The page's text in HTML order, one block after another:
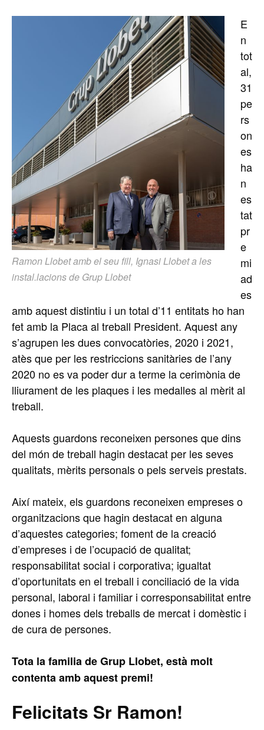
Ramon Llobet amb el seu fill, Ignasi Llobet a les
instal.lacions de Grup Llobet
E
n
tot
al,
31
pe
rs
on
es
ha
n
es
tat
pr
e
mi
ad
es
amb aquest distintiu i un total d’11 entitats ho han
fet amb la Placa al treball President. Aquest any
s’agrupen les dues convocatòries, 2020 i 2021,
atès que per les restriccions sanitàries de l’any
2020 no es va poder dur a terme la cerimònia de
lliurament de les plaques i les medalles al mèrit al
treball.
Aquests guardons reconeixen persones que dins
del món de treball hagin destacat per les seves
qualitats, mèrits personals o pels serveis prestats.
Així mateix, els guardons reconeixen empreses o
organitzacions que hagin destacat en alguna
d’aquestes categories; foment de la creació
d’empreses i de l’ocupació de qualitat;
responsabilitat social i corporativa; igualtat
d’oportunitats en el treball i conciliació de la vida
personal, laboral i familiar i corresponsabilitat entre
dones i homes dels treballs de mercat i domèstic i
de cura de persones.
Tota la familia de Grup Llobet, està molt
contenta amb aquest premi!
Felicitats Sr Ramon!